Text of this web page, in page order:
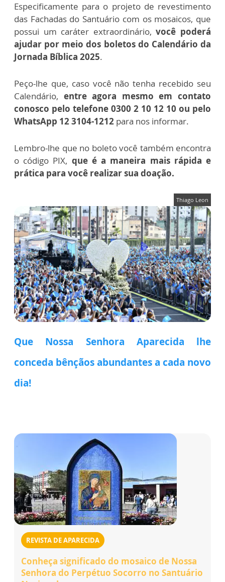
Especificamente para o projeto de revestimento
das Fachadas do Santuário com os mosaicos, que
possui um caráter extraordinário,você poderá
ajudar por meio dos boletos do Calendário da
Jornada Bíblica 2025.
Peço-lhe que, caso você não tenha recebido seu
Calendário, entre agora mesmo em contato
conosco pelo telefone 0300 2 10 12 10 ou pelo
WhatsApp 12 3104-1212 para nos informar.
Lembro-lhe que no boleto você também encontra
o código PIX, que é a maneira mais rápida e
prática para você realizar sua doação.
Thiago Leon
Que Nossa Senhora Aparecida lhe
conceda bênçãosabundantesa cada novo
dia!
REVISTA DE APARECIDA
Conheça significado do mosaico de Nossa
Senhora do Perpétuo Socorro no Santuário